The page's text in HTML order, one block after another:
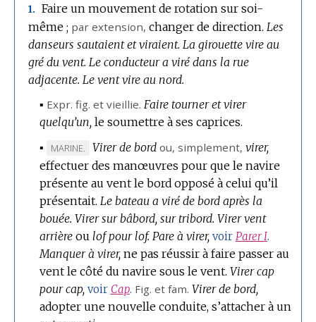
1. Faire un mouvement de rotation sur soi-
même ; par extension, changer de direction. Les
danseurs sautaient et viraient. La girouette vire au
gré du vent. Le conducteur a viré dans la rue
adjacente. Le vent vire au nord.
▪ Expr. fig. et vieillie. Faire tourner et virer
quelqu’un, le soumettre à ses caprices.
▪
MARQUE
DE
DOMAINE
:
MARINE. Virer de bord ou, simplement, virer,
effectuer des manœuvres pour que le navire
présente au vent le bord opposé à celui qu’il
présentait. Le bateau a viré de bord après la
bouée. Virer sur bâbord, sur tribord. Virer vent
arrièreou lof pour lof. Pare à virer, voir Parer I.
Manquer à virer, ne pas réussir à faire passer au
vent le côté du navire sous le vent. Virer cap
pour cap, voir Cap. Fig. et fam. Virer de bord,
adopter une nouvelle conduite, s’attacher à un